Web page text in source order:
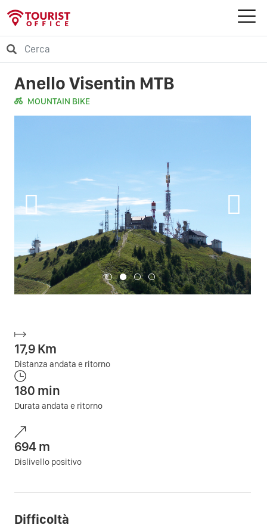
Anello Visentin MTB
MOUNTAIN BIKE
17,9Km
Distanza andata e ritorno
180 min
Durata andata e ritorno
694m
Dislivello positivo
Difficoltà